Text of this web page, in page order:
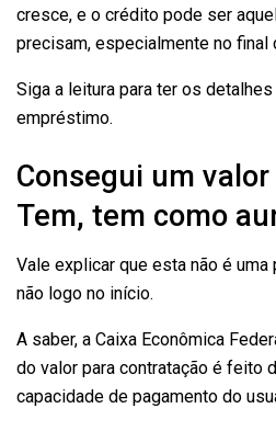
cresce, e o crédito pode ser
precisam, especialmente no final
Siga a leitura para ter os
empréstimo.
Consegui um
Tem, tem como
Vale explicar que esta não é
não logo no início.
A saber, a Caixa Econômica
do valor para contratação é feito
capacidade de pagamento do